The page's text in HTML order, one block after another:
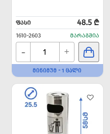
ᲤᲐᲡᲘ 48.5 ₾
1610-2603 ᲛᲐᲠᲐᲒᲨᲘᲐ
- +
ᲛᲘᲜᲘᲛᲣᲛ - 1 ᲪᲐᲚᲘ